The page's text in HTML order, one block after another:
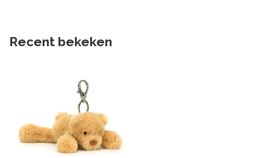
Recent bekeken